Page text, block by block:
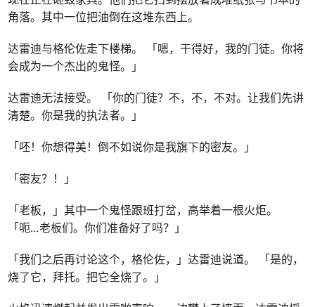
角落。其中一位把油倒在这堆东西上。
达雷迪与格伦佐走下楼梯。 「嗯，干得好，我的门徒。你将
会成为一个杰出的鬼怪。」
达雷迪无法接受。 「你的门徒？不，不，不对。让我们先讲
清楚。你是我的执法者。」
「呸！你想得美！倒不如说你是我旗下的密友。」
「密友？！」
「老板，」其中一个鬼怪跟班打岔，高举着一根火炬。
「呃…老板们。你们准备好了吗？」
「我们之后再讨论这个，格伦佐，」达雷迪说道。 「是的，
烧了它，拜托。把它全烧了。」